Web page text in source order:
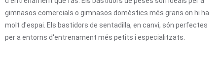
gimnasos comercials o gimnasos domèstics més grans on hi ha
molt d'espai. Els bastidors de sentadilla, en canvi, són perfectes
per a entorns d'entrenament més petits i especialitzats.